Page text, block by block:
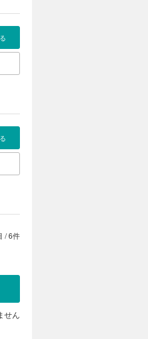
/6件
せん